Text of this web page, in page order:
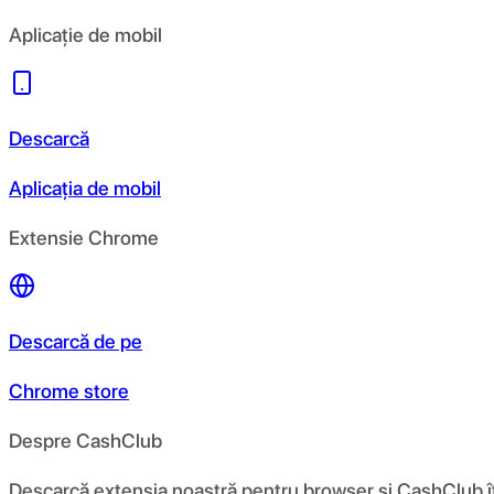
Aplicație de mobil
Descarcă
Aplicația de mobil
Extensie Chrome
Descarcă de pe
Chrome store
Despre CashClub